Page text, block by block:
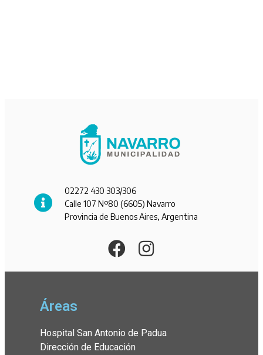
02272 430 303/306
Calle 107 Nº80 (6605) Navarro
Provincia de Buenos Aires, Argentina
Áreas
Hospital San Antonio de Padua
Dirección de Educación